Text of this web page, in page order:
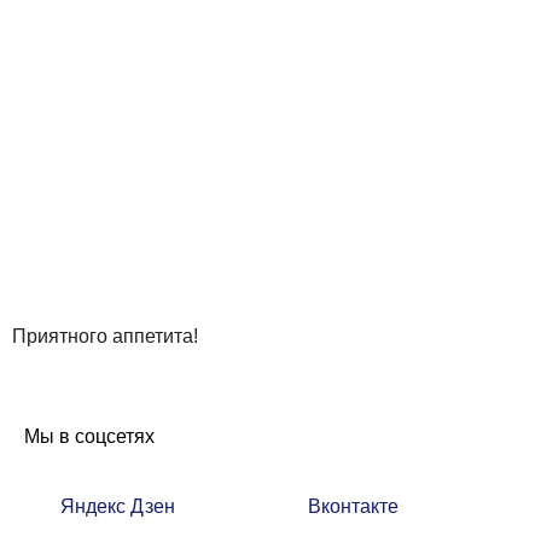
Приятного аппетита!
Мы в соцсетях
Яндекс Дзен Вконтакте